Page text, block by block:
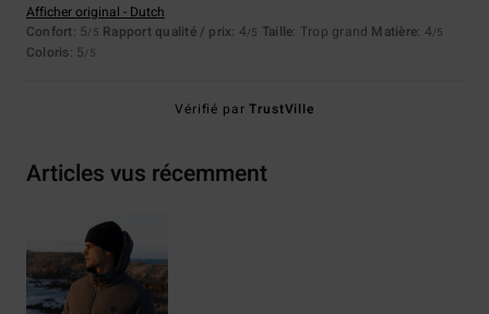
Afficher original - Dutch
Confort: 5/5 Rapport qualité / prix: 4/5 Taille: Trop grand Matière: 4/5
Coloris: 5/5
Vérifié parTrustVille
Articles vus récemment